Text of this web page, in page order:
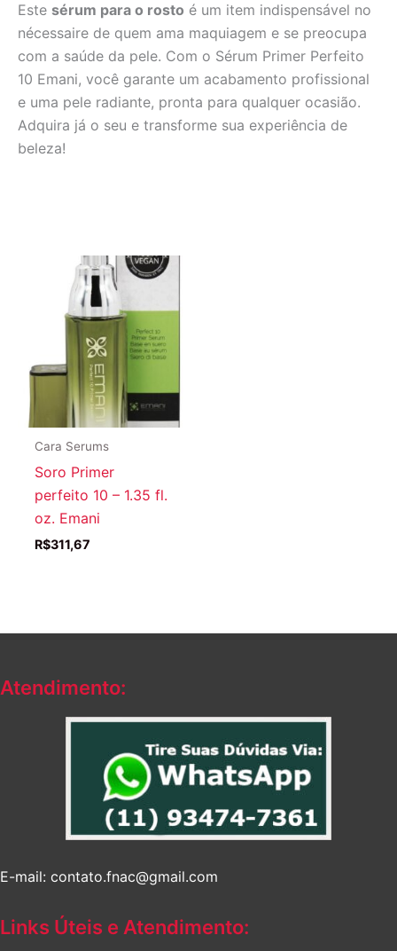
Este sérum para o rosto é um item indispensável no
nécessaire de quem ama maquiagem e se preocupa
com a saúde da pele. Com o Sérum Primer Perfeito
10 Emani, você garante um acabamento profissional
e uma pele radiante, pronta para qualquer ocasião.
Adquira já o seu e transforme sua experiência de
beleza!
Cara Serums
Soro Primer
perfeito 10 – 1.35 fl.
oz. Emani
R$311,67
Atendimento:
E-mail: contato.fnac@gmail.com
Links Úteis e Atendimento: